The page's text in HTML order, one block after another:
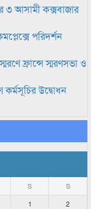
৩ আসামী কক্সবাজার
পরিদর্শন
ফ্রান্সে স্মরণসভা ও
কর্মসূচির উদ্বোধন
S S
1
2